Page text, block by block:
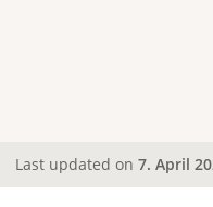
Last updated on 7. April